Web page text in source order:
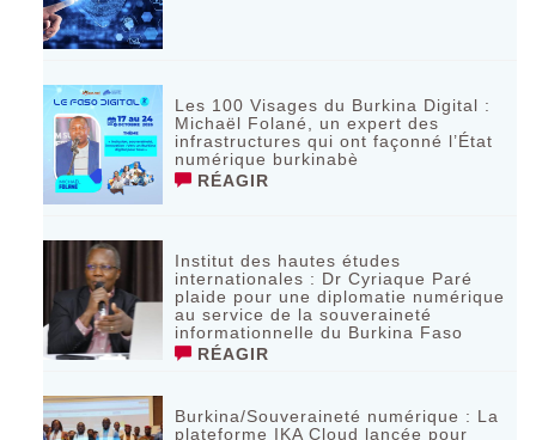
Les 100 Visages du Burkina Digital :
Michaël Folané, un expert des
infrastructures qui ont façonné l’État
numérique burkinabè
RÉAGIR
Institut des hautes études
internationales : Dr Cyriaque Paré
plaide pour une diplomatie numérique
au service de la souveraineté
informationnelle du Burkina Faso
RÉAGIR
Burkina/Souveraineté numérique : La
plateforme IKA Cloud lancée pour